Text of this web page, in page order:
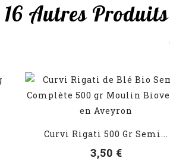
16 Autres
Curvi Rigati 500 Gr Semi...
3,50 €